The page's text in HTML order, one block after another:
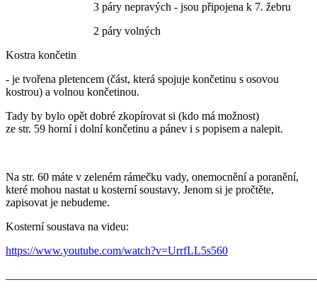
3 páry nepravých - jsou připojena k 7. žebru
2 páry volných
Kostra končetin
- je tvořena pletencem (část, která spojuje končetinu s osovou
kostrou) a volnou končetinou.
Tady by bylo opět dobré zkopírovat si (kdo má možnost)
ze str. 59 horní i dolní končetinu a pánev i s popisem a nalepit.
Na str. 60 máte v zeleném rámečku vady, onemocnění a poranění,
které mohou nastat u kosterní soustavy. Jenom si je pročtěte,
zapisovat je nebudeme.
Kosterní soustava na videu:
https://www.youtube.com/watch?v=UrrfLL5s560